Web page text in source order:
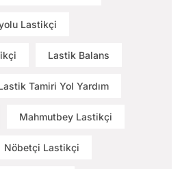
Lastikçi
Lastik Balans
Tamiri Yol Yardım
Mahmutbey Lastikçi
Nöbetçi Lastikçi